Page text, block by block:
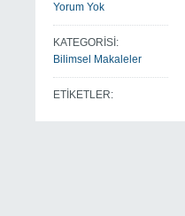
Yorum Yok
KATEGORİSİ:
Bilimsel Makaleler
ETİKETLER: